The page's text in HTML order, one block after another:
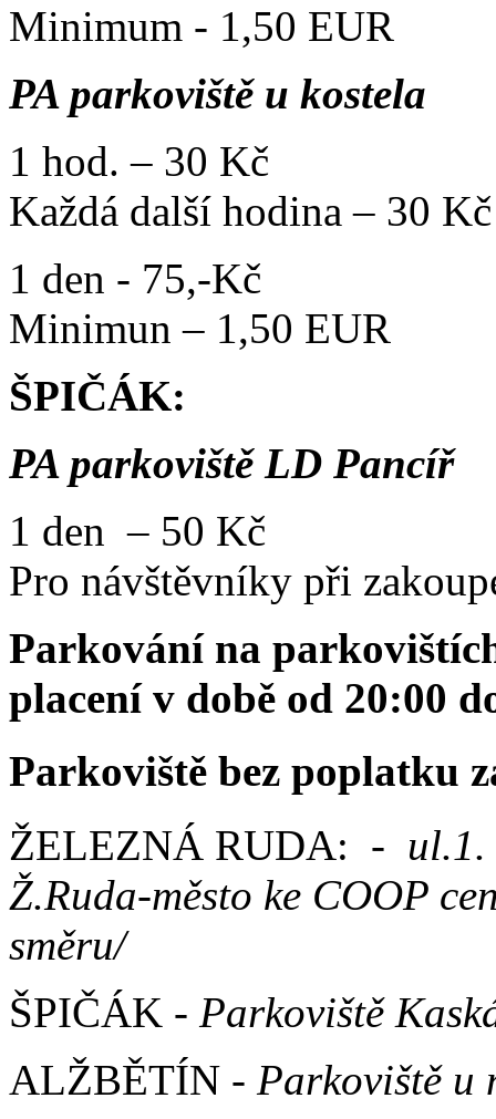
Minimum - 1,50 EUR
PA parkoviště u kostela
1 hod. – 30 Kč
Každá další hodina – 30 Kč
1 den - 75,-Kč
Minimun – 1,50 EUR
ŠPIČÁK:
PA parkoviště LD Pancíř
1 den – 50 Kč
Pro návštěvníky při
Parkování na
placení v době od 20:00
Parkoviště bez poplatku
ŽELEZNÁ RUDA: - ul.1.
Ž.Ruda-město ke COOP
směru/
ŠPIČÁK - Parkoviště
ALŽBĚTÍN - Parkoviště u